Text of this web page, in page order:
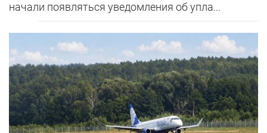
начали появляться уведомления об упла...